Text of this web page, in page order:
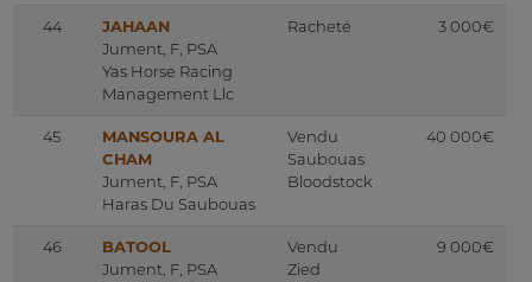
44
JAHAAN
Jument, F, PSA
Yas Horse Racing
Management Llc
Racheté 3 000€
45
MANSOURA AL
CHAM
Jument, F, PSA
Haras Du Saubouas
Vendu
Saubouas
Bloodstock
40 000€
46
BATOOL
Jument, F, PSA
Vendu
Zied
9 000€